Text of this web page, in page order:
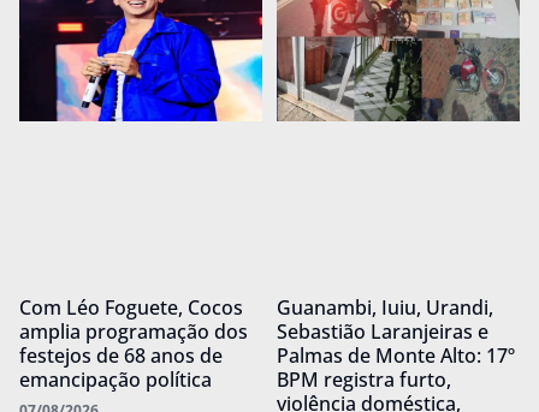
Com Léo Foguete, Cocos
amplia programação dos
festejos de 68 anos de
emancipação política
Guanambi, Iuiu, Urandi,
Sebastião Laranjeiras e
Palmas de Monte Alto: 17º
BPM registra furto,
violência doméstica,